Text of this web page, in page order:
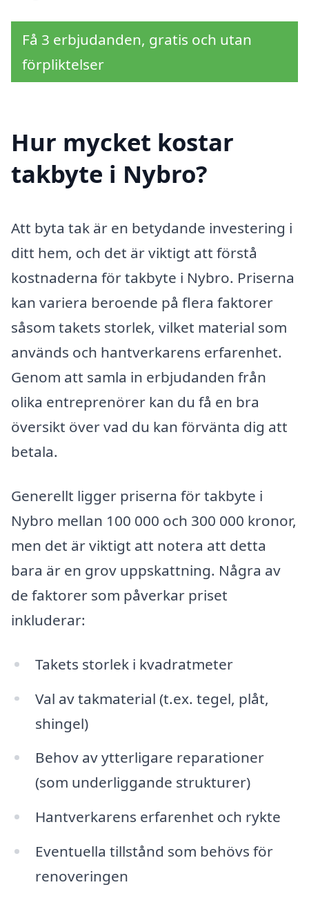
Få 3 erbjudanden, gratis och utan
förpliktelser
Hur mycket kostar
takbyte i Nybro?
Att byta tak är en betydande investering i
ditt hem, och det är viktigt att förstå
kostnaderna för takbyte i Nybro. Priserna
kan variera beroende på flera faktorer
såsom takets storlek, vilket material som
används och hantverkarens erfarenhet.
Genom att samla in erbjudanden från
olika entreprenörer kan du få en bra
översikt över vad du kan förvänta dig att
betala.
Generellt ligger priserna för takbyte i
Nybro mellan 100 000 och 300 000 kronor,
men det är viktigt att notera att detta
bara är en grov uppskattning. Några av
de faktorer som påverkar priset
inkluderar:
Takets storlek i kvadratmeter
Val av takmaterial (t.ex. tegel, plåt,
shingel)
Behov av ytterligare reparationer
(som underliggande strukturer)
Hantverkarens erfarenhet och rykte
Eventuella tillstånd som behövs för
renoveringen